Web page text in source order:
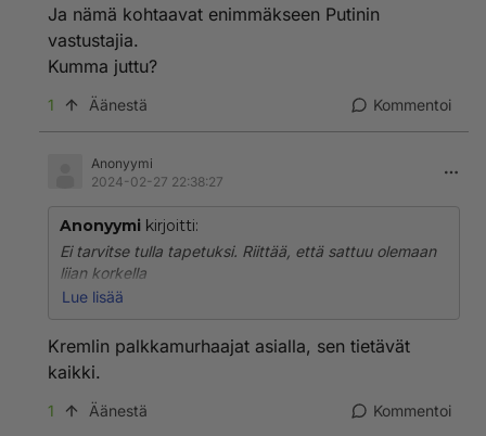
Ja nämä kohtaavat enimmäkseen Putinin
vastustajia.
Kumma juttu?
1 Äänestä Kommentoi
Anonyymi
2024-02-27 22:38:27
Anonyymi kirjoitti:
Ei tarvitse tulla tapetuksi. Riittää, että sattuu olemaan
liian korkella
paikalla ja trillaa alas. Tai sattuu juomaan jotakin
Saattaa myös tapahtua muunkinlaisia onnettomuuksia.
Ja nämä kohtaavat enimmäkseen Putinin vastustajia.
Kumma juttu?
Lue lisää
Kremlin palkkamurhaajat asialla, sen tietävät
kaikki.
1 Äänestä Kommentoi